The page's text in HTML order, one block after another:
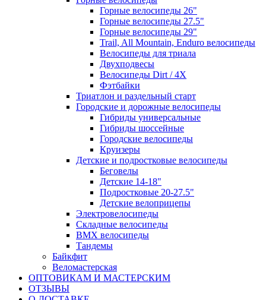
Горные велосипеды 26"
Горные велосипеды 27.5"
Горные велосипеды 29"
Trail, All Mountain, Enduro велосипеды
Велосипеды для триала
Двухподвесы
Велосипеды Dirt / 4X
Фэтбайки
Триатлон и раздельный старт
Городские и дорожные велосипеды
Гибриды универсальные
Гибриды шоссейные
Городские велосипеды
Круизеры
Детские и подростковые велосипеды
Беговелы
Детские 14-18"
Подростковые 20-27.5"
Детские велоприцепы
Электровелосипеды
Складные велосипеды
BMX велосипеды
Тандемы
Байкфит
Веломастерская
ОПТОВИКАМ И МАСТЕРСКИМ
ОТЗЫВЫ